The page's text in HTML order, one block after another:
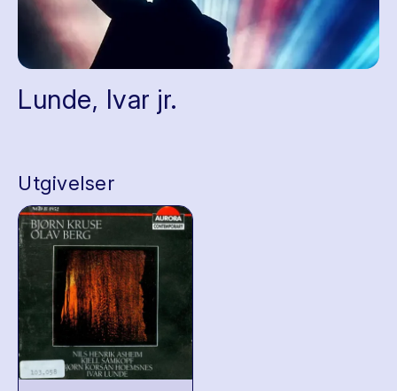
Lunde, Ivar jr.
Utgivelser